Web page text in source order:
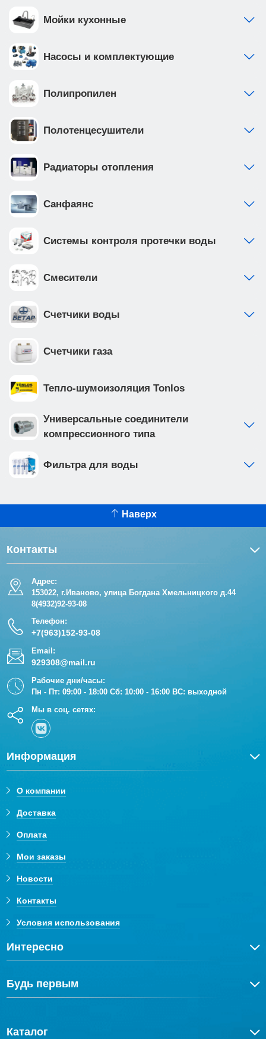
Мойки кухонные
Насосы и комплектующие
Полипропилен
Полотенцесушители
Радиаторы отопления
Санфаянс
Системы контроля протечки воды
Смесители
Счетчики воды
Счетчики газа
Тепло-шумоизоляция Tonlos
Универсальные соединители
компрессионного типа
Фильтра для воды
Наверх
Контакты
Адрес:
153022, г.Иваново, улица Богдана Хмельницкого д.44
8(4932)92-93-08
Телефон:
+7(963)152-93-08
Email:
929308@mail.ru
Рабочие дни/часы:
Пн - Пт: 09:00 - 18:00 Сб: 10:00 - 16:00 ВС: выходной
Мы в соц. сетях:
Информация
О компании
Доставка
Оплата
Мои заказы
Новости
Контакты
Условия использования
Интересно
Будь первым
Каталог